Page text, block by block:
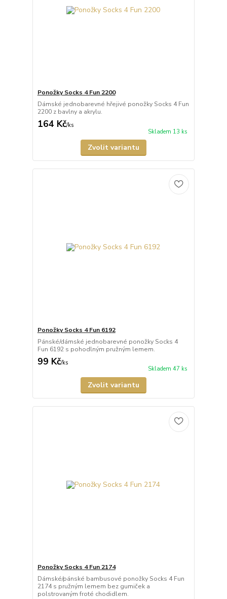
Ponožky Socks 4 Fun 2200
Dámské jednobarevné hřejivé ponožky Socks 4 Fun
2200 z bavlny a akrylu.
164 Kč/ks
Skladem 13 ks
Zvolit variantu
Ponožky Socks 4 Fun 6192
Pánské/dámské jednobarevné ponožky Socks 4
Fun 6192 s pohodlným pružným lemem.
99 Kč/ks
Skladem 47 ks
Zvolit variantu
Ponožky Socks 4 Fun 2174
Dámské/pánské bambusové ponožky Socks 4 Fun
2174 s pružným lemem bez gumiček a
polstrovaným froté chodidlem.